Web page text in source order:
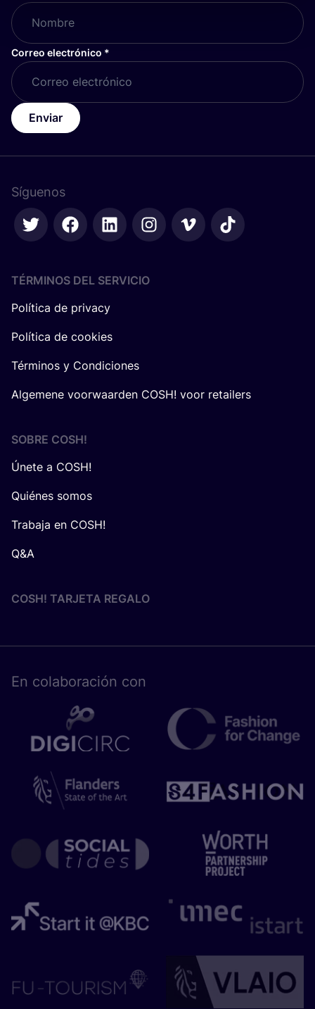
Correo electrónico *
Enviar
Síguenos
TÉRMINOS DEL SERVICIO
Política de privacy
Política de cookies
Términos y Condiciones
Algemene voorwaarden COSH! voor retailers
SOBRE COSH!
Únete a COSH!
Quiénes somos
Trabaja en COSH!
Q&A
COSH! TARJETA REGALO
En cola­bo­ra­ción con